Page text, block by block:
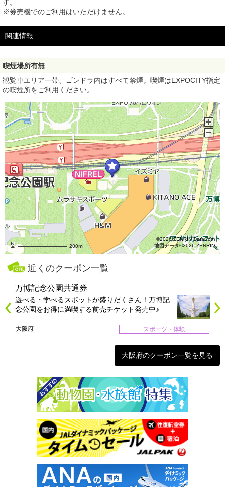
す。
※券売機でのご利用はいただけません。
関連情報
喫煙場所有無
観覧車エリア一帯、ゴンドラ内はすべて禁煙。喫煙はEXPOCITY指定
の喫煙所をご利用ください。
200m
©2026 ZENRIN DataCom
地図データ©2026 ZENRIN
近くのクーポン一覧
万博記念公園共通券
遊べる・学べるスポットが盛りだくさん！万博記
念公園をお得に満喫する前売チケット発売中♪
大阪府 スポーツ・体験
大阪府のクーポン一覧を見る